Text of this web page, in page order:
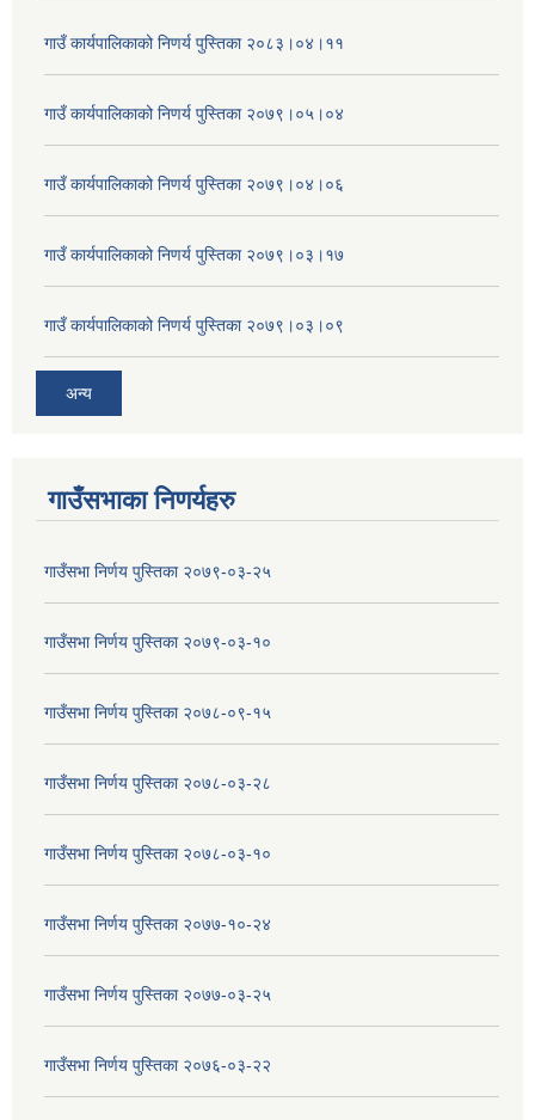
गाउँ कार्यपालिकाको निणर्य पुस्तिका २०८३।०४।११
गाउँ कार्यपालिकाको निणर्य पुस्तिका २०७९।०५।०४
गाउँ कार्यपालिकाको निणर्य पुस्तिका २०७९।०४।०६
गाउँ कार्यपालिकाको निणर्य पुस्तिका २०७९।०३।१७
गाउँ कार्यपालिकाको निणर्य पुस्तिका २०७९।०३।०९
अन्य
गाउँसभाका निणर्यहरु
गाउँसभा निर्णय पुस्तिका २०७९-०३-२५
गाउँसभा निर्णय पुस्तिका २०७९-०३-१०
गाउँसभा निर्णय पुस्तिका २०७८-०९-१५
गाउँसभा निर्णय पुस्तिका २०७८-०३-२८
गाउँसभा निर्णय पुस्तिका २०७८-०३-१०
गाउँसभा निर्णय पुस्तिका २०७७-१०-२४
गाउँसभा निर्णय पुस्तिका २०७७-०३-२५
गाउँसभा निर्णय पुस्तिका २०७६-०३-२२